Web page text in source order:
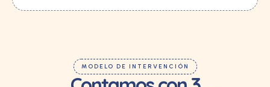
MODELO DE INTERVENCIÓN